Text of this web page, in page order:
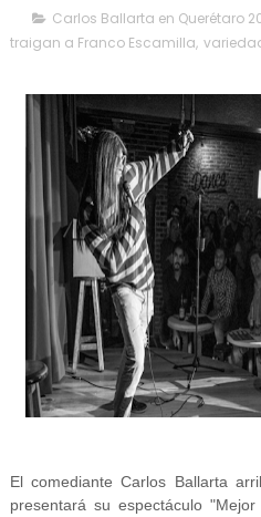
Carlos Ballarta en Querétaro
traigan a Franco Escamilla,
El comediante Carlos Ballarta
presentará su espectáculo